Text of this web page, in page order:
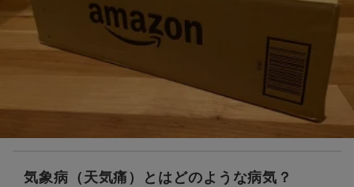
気象病（天気痛）とはどのような病気？